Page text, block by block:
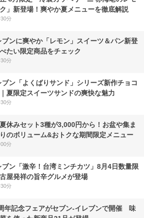
」新登場！爽やか夏メニューを徹底解説
分
ブンに爽やか「レモン」スイーツ＆パン新登
たい限定商品をチェック
分
ブン「よくばりサンド」シリーズ新作チョコ
夏限定スイーツサンドの爽快な魅力
分
休みセット3種が3,000円から！お盆や集ま
のボリューム&おトクな期間限定メニュー
分
ン「激辛！台湾ミンチカツ」8月4日数量限
屋発祥の旨辛グルメが登場
分
年記念フェアがセブン-イレブンで開催 味